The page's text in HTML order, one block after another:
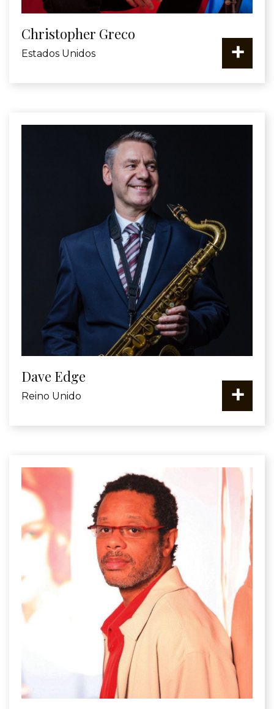
Christopher Greco
Estados Unidos +
Dave Edge
Reino Unido +